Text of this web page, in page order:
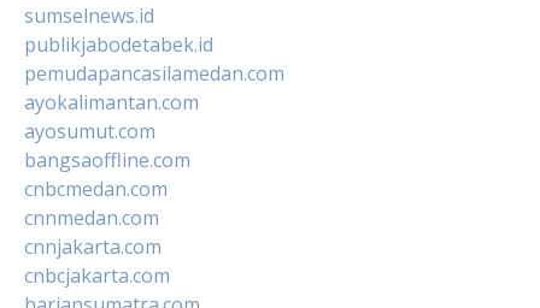
sumselnews.id
publikjabodetabek.id
pemudapancasilamedan.com
ayokalimantan.com
ayosumut.com
bangsaoffline.com
cnbcmedan.com
cnnmedan.com
cnnjakarta.com
cnbcjakarta.com